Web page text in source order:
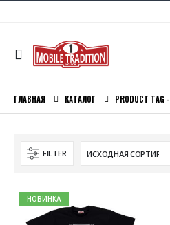
ГЛАВНАЯ КАТАЛОГ PRODUCT TAG -
FILTER
НОВИНКА